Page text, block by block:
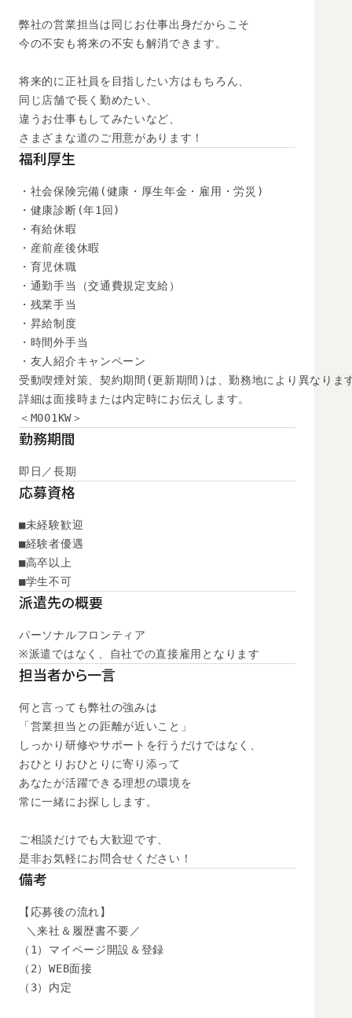
弊社の営業担当は同じお仕事出身だからこそ
今の不安も将来の不安も解消できます。
将来的に正社員を目指したい方はもちろん、
同じ店舗で長く勤めたい、
違うお仕事もしてみたいなど、
さまざまな道のご用意があります！
福利厚生
・社会保険完備(健康・厚生年金・雇用・労災)
・健康診断(年1回)
・有給休暇
・産前産後休暇
・育児休職
・通勤手当（交通費規定支給）
・残業手当
・昇給制度
・時間外手当
・友人紹介キャンペーン
受動喫煙対策、契約期間(更新期間)は、勤務地により異なりま
詳細は面接時または内定時にお伝えします。
＜M001KW＞
勤務期間
即日／長期
応募資格
■未経験歓迎
■経験者優遇
■高卒以上
■学生不可
派遣先の概要
パーソナルフロンティア
※派遣ではなく、自社での直接雇用となります
担当者から一言
何と言っても弊社の強みは
「営業担当との距離が近いこと」
しっかり研修やサポートを行うだけではなく、
おひとりおひとりに寄り添って
あなたが活躍できる理想の環境を
常に一緒にお探しします。
ご相談だけでも大歓迎です、
是非お気軽にお問合せください！
備考
【応募後の流れ】
＼来社＆履歴書不要／
（1）マイページ開設＆登録
（2）WEB面接
（3）内定